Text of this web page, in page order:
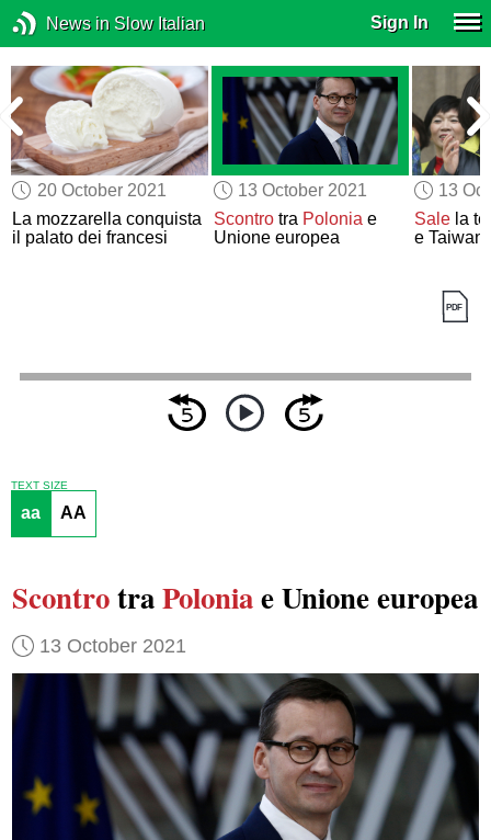
News in Slow Italian Sign In
20 October 2021
La mozzarella conquista
il palato dei francesi
13 October 2021
Scontrotra Poloniae
Unione europea
13
Salela
e Taiwan
TEXT SIZE
aa AA
ScontrotraPoloniae Unione europea
13 October 2021